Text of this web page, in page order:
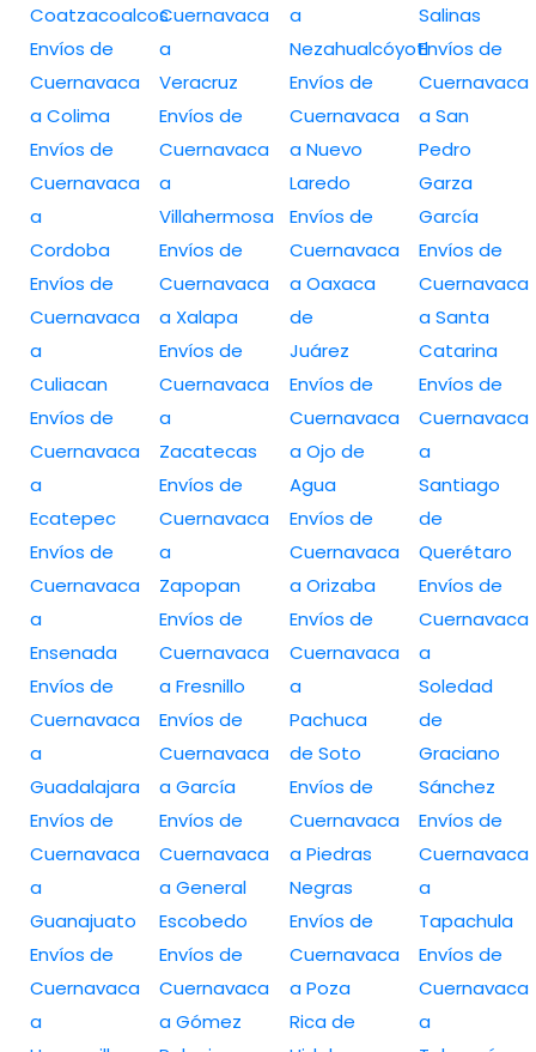
Coatzacoalcos
Envíos de
Cuernavaca
a Colima
Envíos de
Cuernavaca
a
Cordoba
Envíos de
Cuernavaca
a
Culiacan
Envíos de
Cuernavaca
a
Ecatepec
Envíos de
Cuernavaca
a
Ensenada
Envíos de
Cuernavaca
a
Guadalajara
Envíos de
Cuernavaca
a
Guanajuato
Envíos de
Cuernavaca
a
Cuernavaca
a
Veracruz
Envíos de
Cuernavaca
a
Villahermosa
Envíos de
Cuernavaca
a Xalapa
Envíos de
Cuernavaca
a
Zacatecas
Envíos de
Cuernavaca
a
Zapopan
Envíos de
Cuernavaca
a Fresnillo
Envíos de
Cuernavaca
a García
Envíos de
Cuernavaca
a General
Escobedo
Envíos de
Cuernavaca
a Gómez
a
Nezahualcóyotl
Envíos de
Cuernavaca
a Nuevo
Laredo
Envíos de
Cuernavaca
a Oaxaca
de
Juárez
Envíos de
Cuernavaca
a Ojo de
Agua
Envíos de
Cuernavaca
a Orizaba
Envíos de
Cuernavaca
a
Pachuca
de Soto
Envíos de
Cuernavaca
a Piedras
Negras
Envíos de
Cuernavaca
a Poza
Rica de
Salinas
Envíos de
Cuernavaca
a San
Pedro
Garza
García
Envíos de
Cuernavaca
a Santa
Catarina
Envíos de
Cuernavaca
a
Santiago
de
Querétaro
Envíos de
Cuernavaca
a
Soledad
de
Graciano
Sánchez
Envíos de
Cuernavaca
a
Tapachula
Envíos de
Cuernavaca
a